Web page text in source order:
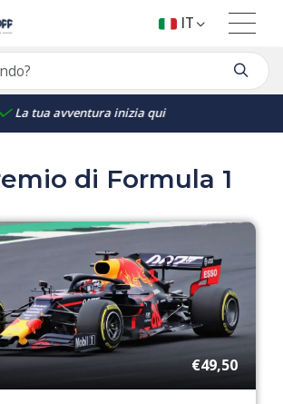
La tua avventura inizia qui
IT
di Formula 1
€49,50